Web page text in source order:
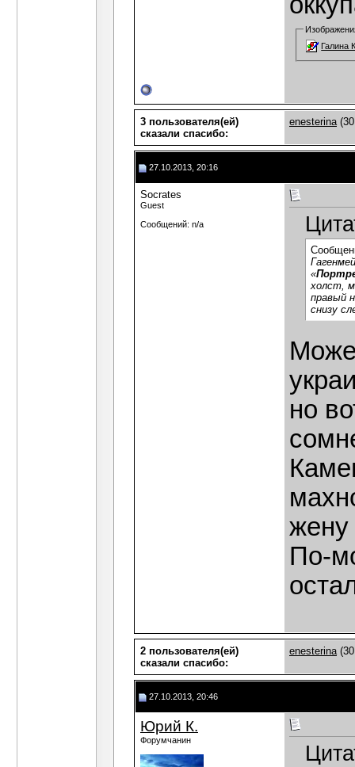
Галина
3 пользователя(ей)
сказали cпасибо:
enesterina
27.10.2013, 20:16
Socrates
Guest
Сообщений: n/a
«
холст,
правый
снизу
но
жену
По-
2 пользователя(ей)
сказали cпасибо:
enesterina
27.10.2013, 20:46
Юрий К.
Форумчанин